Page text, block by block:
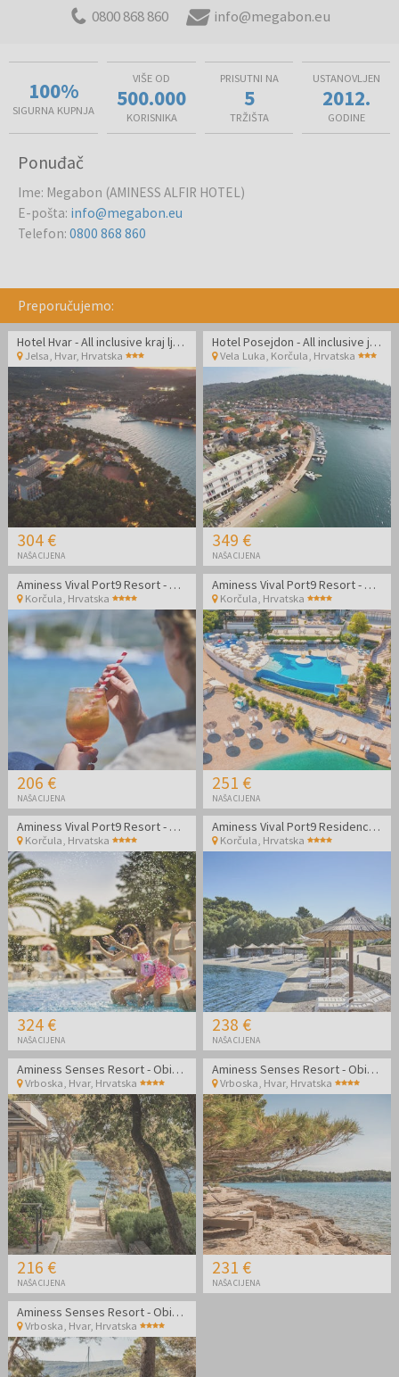
0800 868 860 info@megabon.eu
100%
SIGURNA KUPNJA
VIŠE OD
500.000
KORISNIKA
PRISUTNI NA
5
TRŽIŠTA
USTANOVLJEN
2012.
GODINE
Ponuđač
Ime: Megabon (AMINESS ALFIR HOTEL)
E-pošta: info@megabon.eu
Telefon: 0800 868 860
Preporučujemo:
Hotel Hvar - All inclusive kraj ljeta na Hvaru
Jelsa, Hvar, Hrvatska
304 €
NAŠA CIJENA
Hotel Posejdon - All inclusive jesen na Korčuli
Vela Luka, Korčula Hrvatska
349 €
NAŠA CIJENA
Aminess Vival Port9 Resort - Obiteljski kraj ljeta na Korčuli
Korčula Hrvatska
206 €
NAŠA CIJENA
Aminess Vival Port9 Resort - Obiteljski kraj ljeta na Korčuli
Korčula Hrvatska
251 €
NAŠA CIJENA
Aminess Vival Port9 Resort - Obiteljsko ljeto na Korčuli
Korčula, Hrvatska
324 €
NAŠA CIJENA
Aminess Vival Port9 Residence - Obiteljski kraj ljeta u apartmanima na Korčuli
Korčula, Hrvatska
238 €
NAŠA CIJENA
Aminess Senses Resort - Obiteljska jesen sa all inclusive light na Hvaru
Vrboska, Hvar, Hrvatska
216 €
NAŠA CIJENA
Aminess Senses Resort - Obiteljska jesen sa all inclusive light na Hvaru
Vrboska, Hvar, Hrvatska
231 €
NAŠA CIJENA
Aminess Senses Resort - Obiteljski kraj ljeta sa all inclusive light na Hvaru
Vrboska, Hvar, Hrvatska